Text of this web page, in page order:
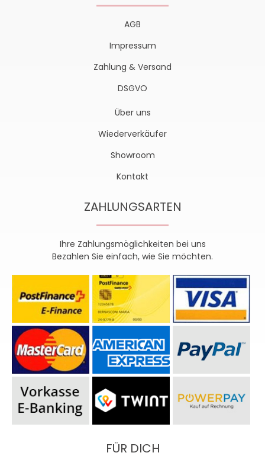
AGB
Impressum
Zahlung & Versand
DSGVO
Über uns
Wiederverkäufer
Showroom
Kontakt
ZAHLUNGSARTEN
Ihre Zahlungsmöglichkeiten bei uns
Bezahlen Sie einfach, wie Sie möchten.
FÜR DICH